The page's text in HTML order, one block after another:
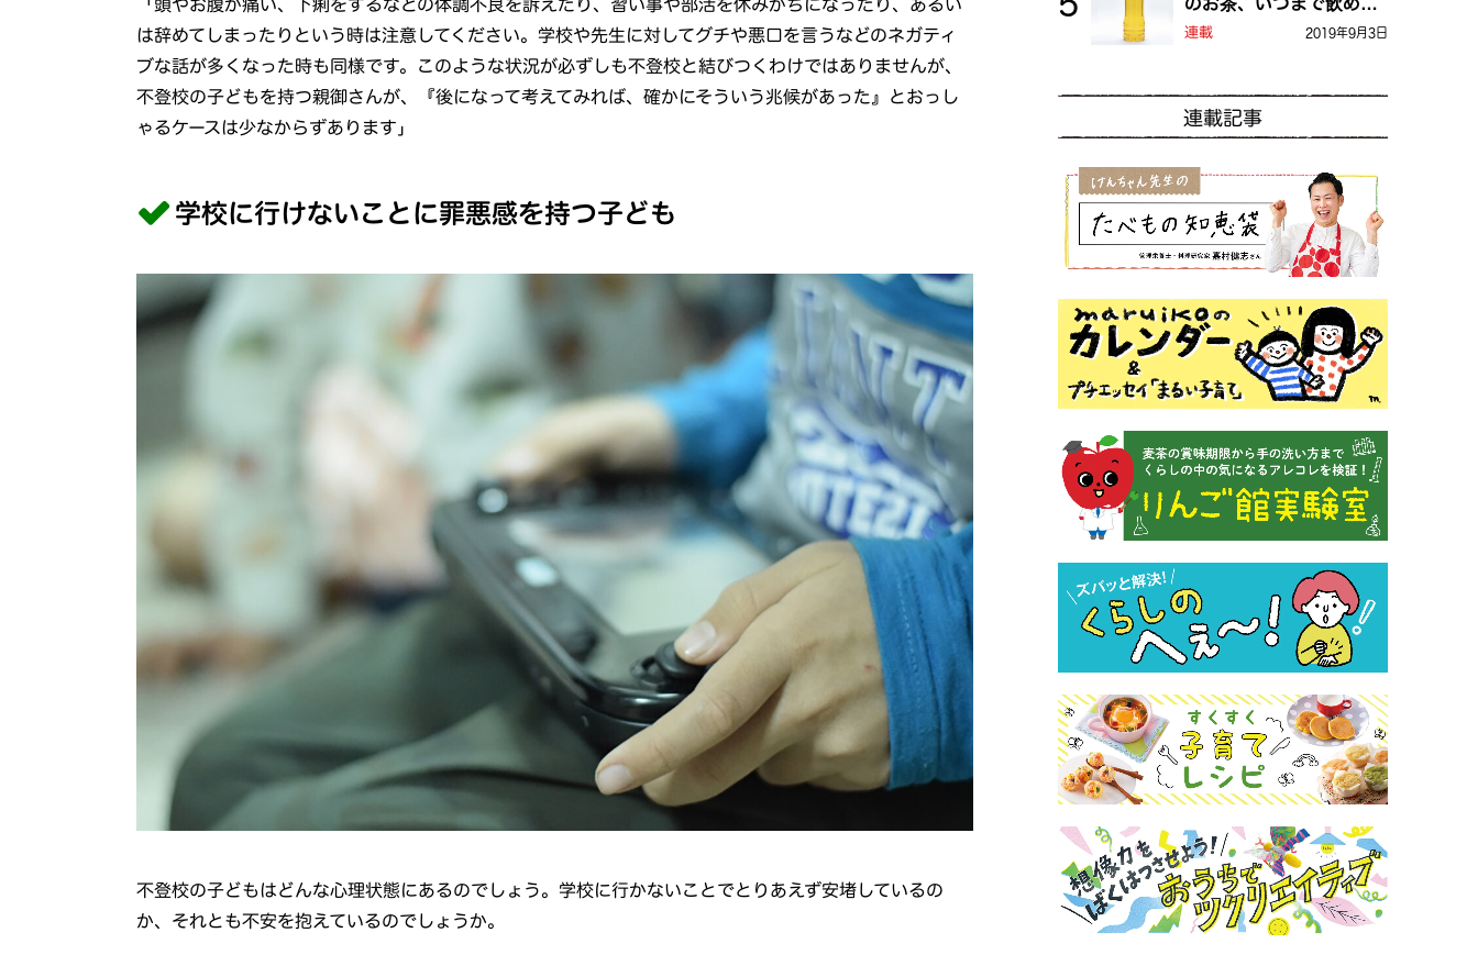
「頭やお腹が痛い、下痢をするなどの体調不良を訴えたり、習い事や部活を休みがちになったり、あるい
は辞めてしまったりという時は注意してください。学校や先生に対してグチや悪口を言うなどのネガティ
ブな話が多くなった時も同様です。このような状況が必ずしも不登校と結びつくわけではありませんが、
不登校の子どもを持つ親御さんが、『後になって考えてみれば、確かにそういう兆候があった』とおっし
ゃるケースは少なからずあります」
学校に行けないことに罪悪感を持つ子ども
不登校の子どもはどんな心理状態にあるのでしょう。学校に行かないことでとりあえず安堵しているの
か、それとも不安を抱えているのでしょうか。
る？
連載 2019年9月3日
連載記事